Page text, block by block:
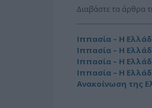
Διαβάστε τα άρθρα
Ιππασία – Η
Ιππασία – Η
Ιππασία – Η
Ιππασία – Η
Ανακοίνωση της